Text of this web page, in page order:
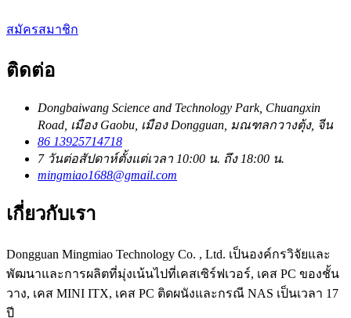
สมัครสมาชิก
ติดต่อ
Dongbaiwang Science and Technology Park, Chuangxin
Road, เมือง Gaobu, เมือง Dongguan, มณฑลกวางตุ้ง, จีน
86 13925714718
7 วันต่อสัปดาห์ตั้งแต่เวลา 10:00 น. ถึง 18:00 น.
mingmiao1688@gmail.com
เกี่ยวกับเรา
Dongguan Mingmiao Technology Co. , Ltd. เป็นองค์กรวิจัยและ
พัฒนาและการผลิตที่มุ่งเน้นไปที่เคสเซิร์ฟเวอร์, เคส PC ของชั้น
วาง, เคส MINI ITX, เคส PC ติดผนังและกรณี NAS เป็นเวลา 17
ปี